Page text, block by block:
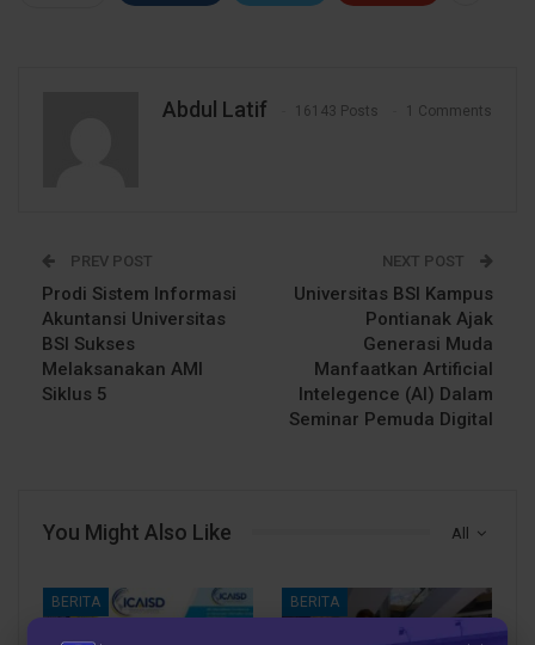
Abdul Latif 16143 Posts 1 Comments
PREV POST
Prodi Sistem Informasi
Akuntansi Universitas
BSI Sukses
Melaksanakan AMI
Siklus 5
NEXT POST
Universitas BSI Kampus
Pontianak Ajak
Generasi Muda
Manfaatkan Artificial
Intelegence (AI) Dalam
Seminar Pemuda Digital
All
You Might Also Like
BERITA BERITA